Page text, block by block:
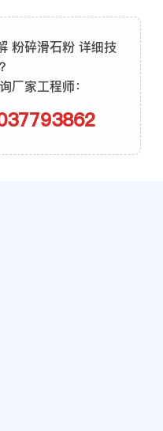
粉碎滑石粉 详细技
厂家工程师：